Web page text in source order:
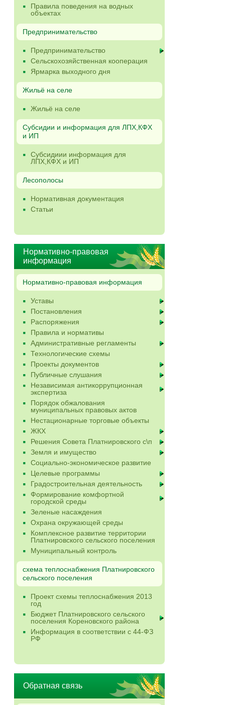
Правила поведения на водных
объектах
Предпринимательство
Предпринимательство
Сельскохозяйственная кооперация
Ярмарка выходного дня
Жильё на селе
Жильё на селе
Субсидии и информация для ЛПХ,КФХ
и ИП
Субсидиии информация для
ЛПХ,КФХ и ИП
Лесополосы
Нормативная документация
Статьи
Нормативно-правовая
информация
Нормативно-правовая информация
Уставы
Постановления
Распоряжения
Правила и нормативы
Административные регламенты
Технологические схемы
Проекты документов
Публичные слушания
Независимая антикоррупционная
экспертиза
Порядок обжалования
муниципальных правовых актов
Нестационарные торговые объекты
ЖКХ
Решения Совета Платнировского с\п
Земля и имущество
Социально-экономическое развитие
Целевые программы
Градостроительная деятельность
Формирование комфортной
городской среды
Зеленые насаждения
Охрана окружающей среды
Комплексное развитие территории
Платнировского сельского поселения
Муниципальный контроль
схема теплоснабжения Платнировского
сельского поселения
Проект схемы теплоснабжения 2013
год
Бюджет Платнировского сельского
поселения Кореновского района
Информация в соответствии с 44-ФЗ
РФ
Обратная связь